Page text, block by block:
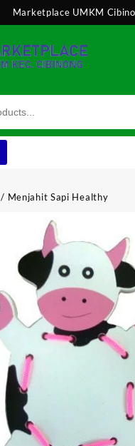
Marketplace UMKM
/ Menjahit Sapi Healthy